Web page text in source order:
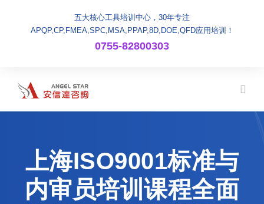
五大核心工具培训中心，30年专注
APQP,CP,FMEA,SPC,MSA,PPAP,8D,DOE,QFD应用培训！
0755-82800303
上海ISO9001标准与
内审员培训课程全面